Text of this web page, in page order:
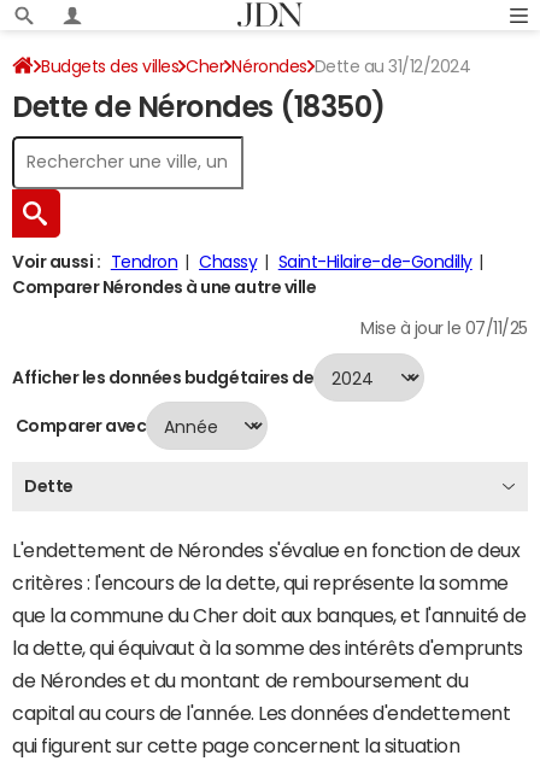
Budgets des villes Cher Nérondes Dette au 31/12/2024
Dette de Nérondes (18350)
Voir aussi : Tendron Chassy
Saint-Hilaire-de-Gondilly
Comparer Nérondes à une autre ville
Mise à jour le 07/11/25
Afficher les données budgétaires de
Comparer avec
Dette
L'endettement de Nérondes s'évalue en fonction de deux
critères : l'encours de la dette, qui représente la somme
que la commune du Cher doit aux banques, et l'annuité de
la dette, qui équivaut à la somme des intérêts d'emprunts
de Nérondes et du montant de remboursement du
capital au cours de l'année. Les données d'endettement
qui figurent sur cette page concernent la situation